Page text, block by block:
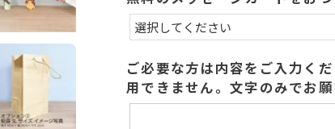
ご必要な方は内容をご入力く
用できません。文字のみでお願